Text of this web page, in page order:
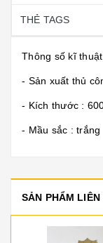
THẺ TAGS
Thông số kĩ
- Sản xuất thủ
- Kích thước :
- Mầu sắc : trắng
SẢN PHẨM LIÊN